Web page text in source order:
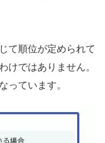
て順位が定められて
けではありません。
っています。